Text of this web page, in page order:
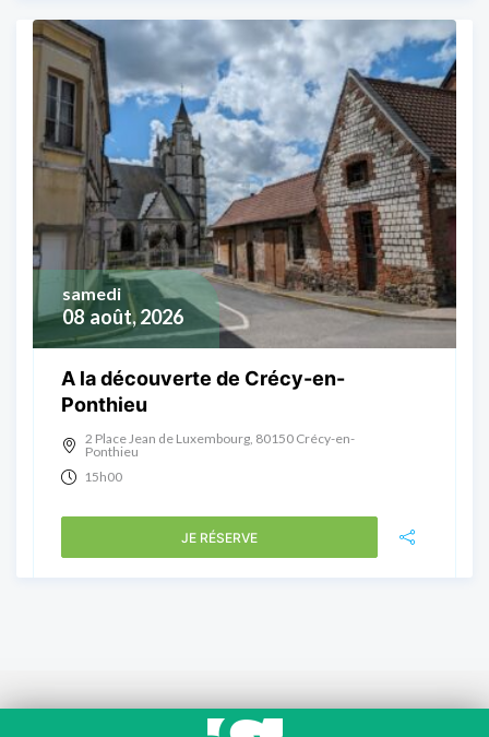
08 août, 2026
samedi
A la découverte de Crécy-en-
Ponthieu
2 Place Jean de Luxembourg, 80150 Crécy-en-
Ponthieu
15h00
JE RÉSERVE